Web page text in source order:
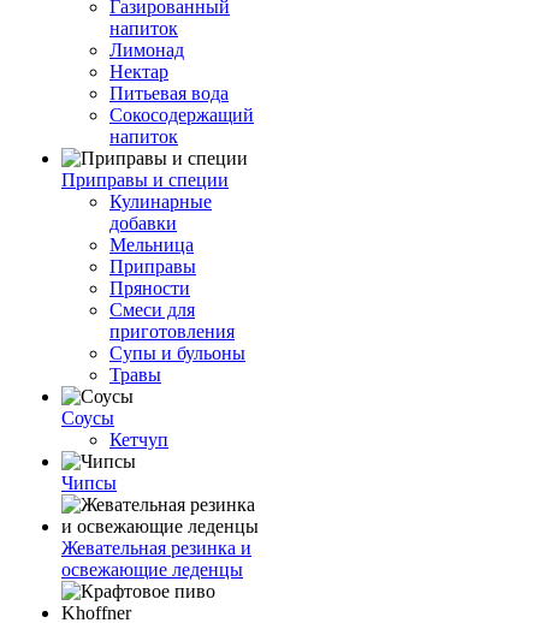
Газированный
напиток
Лимонад
Нектар
Питьевая вода
Сокосодержащий
напиток
Приправы и специи
Кулинарные
добавки
Мельница
Приправы
Пряности
Смеси для
приготовления
Супы и бульоны
Травы
Соусы
Кетчуп
Чипсы
Жевательная резинка и
освежающие леденцы